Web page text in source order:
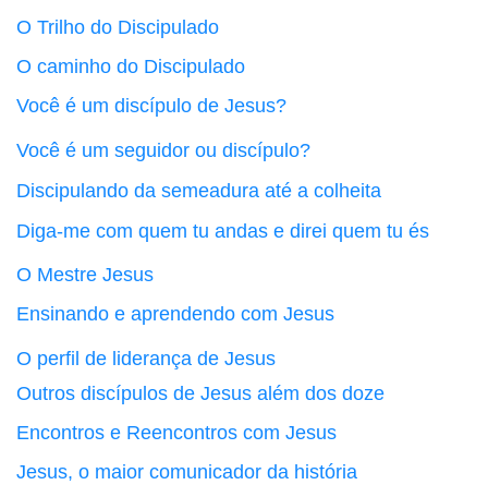
O Trilho do Discipulado
O caminho do Discipulado
Você é um discípulo de Jesus?
Você é um seguidor ou discípulo?
Discipulando da semeadura até a colheita
Diga-me com quem tu andas e direi quem tu és
O Mestre Jesus
Ensinando e aprendendo com Jesus
O perfil de liderança de Jesus
Outros discípulos de Jesus além dos doze
Encontros e Reencontros com Jesus
Jesus, o maior comunicador da história